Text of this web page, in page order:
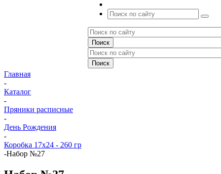
Главная
-
Каталог
-
Пряники расписные
-
День Рождения
-
Коробка 17x24 - 260 гр
-Набор №27